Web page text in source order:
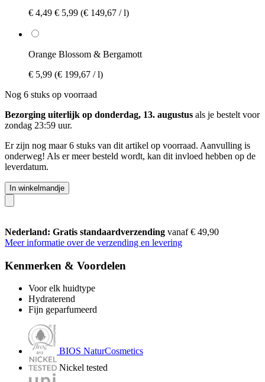
€ 4,49 € 5,99 (€ 149,67 / l)
Orange Blossom & Bergamott
€ 5,99 (€ 199,67 / l)
Nog 6 stuks op voorraad
Bezorging uiterlijk op donderdag, 13. augustus als je bestelt voor
zondag 23:59 uur.
Er zijn nog maar 6 stuks van dit artikel op voorraad. Aanvulling is
onderweg! Als er meer besteld wordt, kan dit invloed hebben op de
leverdatum.
In winkelmandje
Nederland: Gratis standaardverzending vanaf € 49,90
Meer informatie over de verzending en levering
Kenmerken & Voordelen
Voor elk huidtype
Hydraterend
Fijn geparfumeerd
BIOS NaturCosmetics
Nickel tested